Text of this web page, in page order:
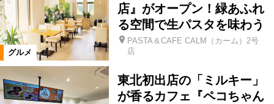
グルメ
店』がオープン！緑あふれ
る空間で生パスタを味わう
PASTA＆CAFE CALM（カーム）2号
店
東北初出店の「ミルキー」
が香るカフェ『ペコちゃん